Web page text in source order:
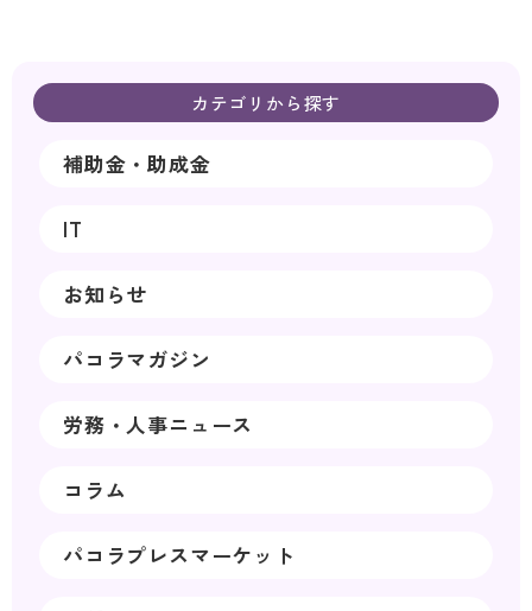
カテゴリから探す
補助金・助成金
IT
お知らせ
パコラマガジン
労務・人事ニュース
コラム
パコラプレスマーケット